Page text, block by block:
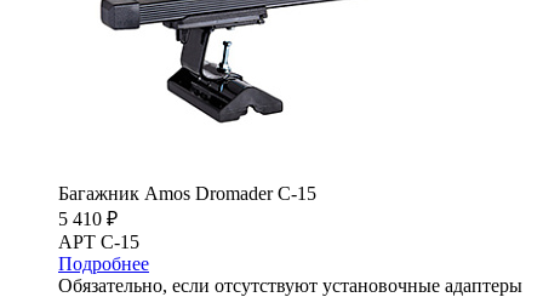
Багажник Amos Dromader C-15
5 410 ₽
АРТ C-15
Подробнее
Обязательно, если отсутствуют установочные адаптеры